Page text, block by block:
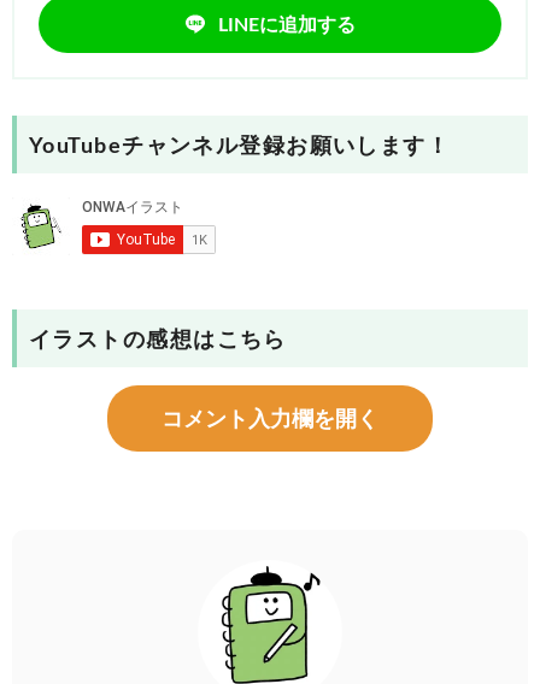
LINEに追加する
YouTubeチャンネル登録お願いします！
イラストの感想はこちら
コメント入力欄を開く